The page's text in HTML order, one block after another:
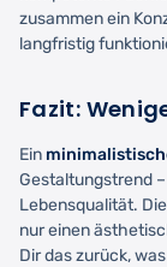
zusammen ein
langfristig
Fazit:
Ein
Gestaltungstrend
Lebensqualität.
nur einen
Dir das zurück,